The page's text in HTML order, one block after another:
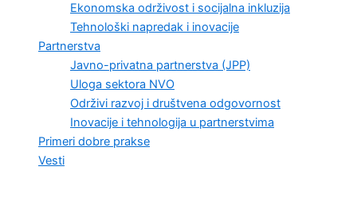
Ekonomska održivost i socijalna inkluzija
Tehnološki napredak i inovacije
Partnerstva
Javno-privatna partnerstva (JPP)
Uloga sektora NVO
Održivi razvoj i društvena odgovornost
Inovacije i tehnologija u partnerstvima
Primeri dobre prakse
Vesti